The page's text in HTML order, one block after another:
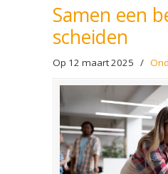
Samen een
scheiden
Op 12 maart 2025 /